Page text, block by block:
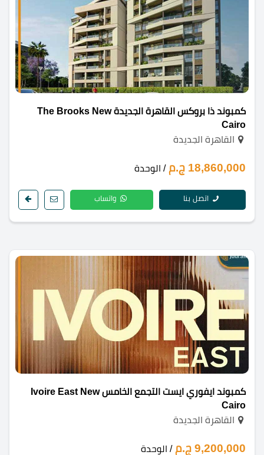
كمبوند ذا بروكس القاهرة الجديدة The Brooks New
Cairo
القاهرة الجديدة
18,860,000 ج.م / الوحدة
اتصل بنا واتساب
كمبوند ايفوري ايست التجمع الخامس Ivoire East New
Cairo
القاهرة الجديدة
9,200,000 ج.م / الوحدة